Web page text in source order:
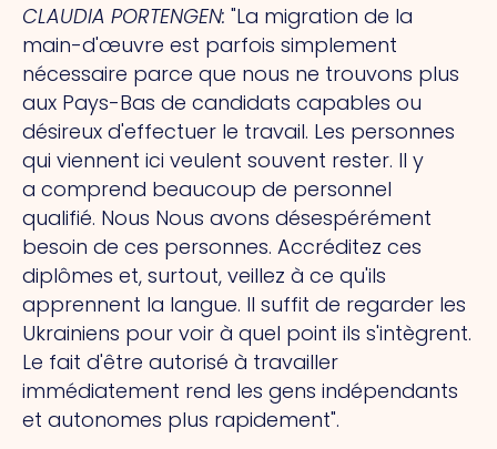
CLAUDIA PORTENGEN: "La migration de la
main-d'œuvre est parfois simplement
nécessaire parce que nous ne trouvons plus
aux Pays-Bas de candidats capables ou
désireux d'effectuer le travail. Les personnes
qui viennent ici veulent souvent rester. Il y
a comprend beaucoup de personnel
qualifié. Nous Nous avons désespérément
besoin de ces personnes. Accréditez ces
diplômes et, surtout, veillez à ce qu'ils
apprennent la langue. Il suffit de regarder les
Ukrainiens pour voir à quel point ils s'intègrent.
Le fait d'être autorisé à travailler
immédiatement rend les gens indépendants
et autonomes plus rapidement".